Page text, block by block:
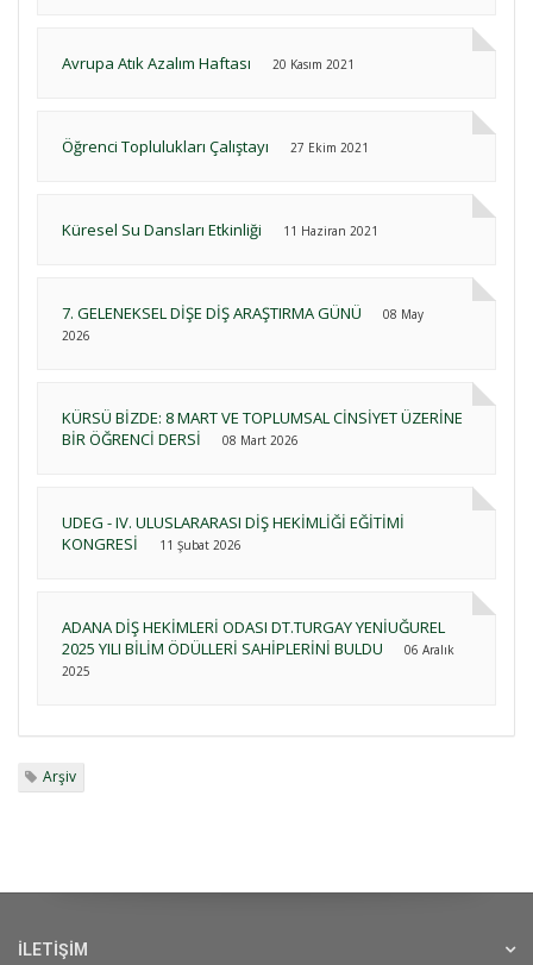
Avrupa Atık Azalım Haftası 20 Kasım 2021
Öğrenci Toplulukları Çalıştayı 27 Ekim 2021
Küresel Su Dansları Etkinliği 11 Haziran 2021
7. GELENEKSEL DİŞE DİŞ ARAŞTIRMA GÜNÜ
08 May
2026
KÜRSÜ BİZDE: 8 MART VE TOPLUMSAL CİNSİYET ÜZERİNE
BİR ÖĞRENCİ DERSİ
08 Mart 2026
UDEG - IV. ULUSLARARASI DİŞ HEKİMLİĞİ EĞİTİMİ
KONGRESİ
11 Şubat 2026
ADANA DİŞ HEKİMLERİ ODASI DT.TURGAY YENİUĞUREL
2025 YILI BİLİM ÖDÜLLERİ SAHİPLERİNİ BULDU
06 Aralık
2025
Arşiv
İLETİŞİM